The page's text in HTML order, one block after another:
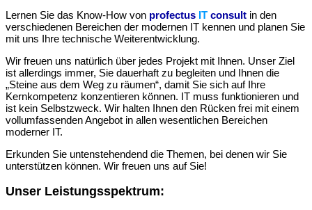
Lernen Sie das Know-How von profectus IT consult in den
verschiedenen Bereichen der modernen IT kennen und planen Sie
mit uns Ihre technische Weiterentwicklung.
Wir freuen uns natürlich über jedes Projekt mit Ihnen. Unser Ziel
ist allerdings immer, Sie dauerhaft zu begleiten und Ihnen die
„Steine aus dem Weg zu räumen“, damit Sie sich auf Ihre
Kernkompetenz konzentieren können. IT muss funktionieren und
ist kein Selbstzweck. Wir halten Ihnen den Rücken frei mit einem
vollumfassenden Angebot in allen wesentlichen Bereichen
moderner IT.
Erkunden Sie untenstehendend die Themen, bei denen wir Sie
unterstützen können. Wir freuen uns auf Sie!
Unser Leistungsspektrum: